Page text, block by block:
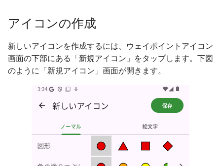
アイコンの作成
新しいアイコンを作成するには、ウェイポイントアイコン
画面の下部にある「新規アイコン」をタップします。下図
のように「新規アイコン」画面が開きます。